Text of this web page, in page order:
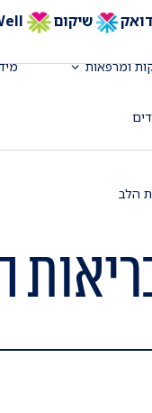
שיקום Be-Well
ומרפאות
הלב